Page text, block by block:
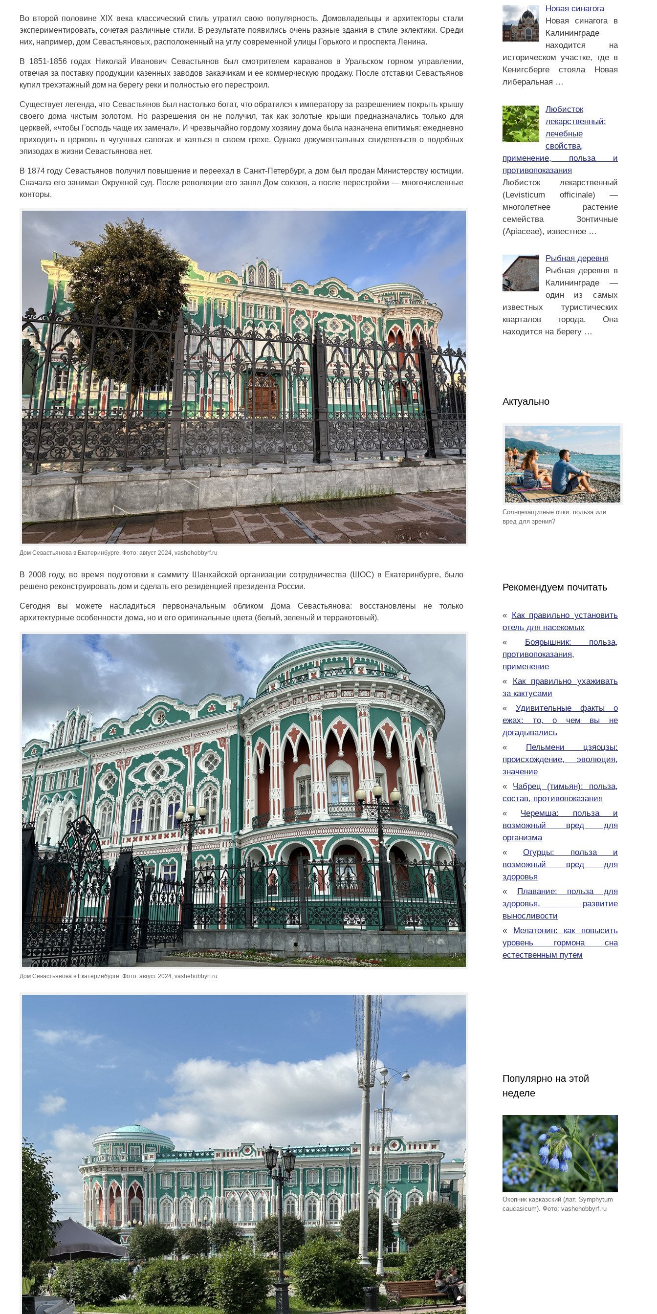
Во второй половине XIX века классический стиль утратил свою популярность. Домовладельцы и архитекторы стали
экспериментировать, сочетая различные стили. В результате появились очень разные здания в стиле эклектики. Среди
них, например, дом Севастьяновых, расположенный на углу современной улицы Горького и проспекта Ленина.
В 1851-1856 годах Николай Иванович Севастьянов был смотрителем караванов в Уральском горном управлении,
отвечая за поставку продукции казенных заводов заказчикам и ее коммерческую продажу. После отставки Севастьянов
купил трехэтажный дом на берегу реки и полностью его перестроил.
Существует легенда, что Севастьянов был настолько богат, что обратился к императору за разрешением покрыть крышу
своего дома чистым золотом. Но разрешения он не получил, так как золотые крыши предназначались только для
церквей, «чтобы Господь чаще их замечал». И чрезвычайно гордому хозяину дома была назначена епитимья: ежедневно
приходить в церковь в чугунных сапогах и каяться в своем грехе. Однако документальных свидетельств о подобных
эпизодах в жизни Севастьянова нет.
В 1874 году Севастьянов получил повышение и переехал в Санкт-Петербург, а дом был продан Министерству юстиции.
Сначала его занимал Окружной суд. После революции его занял Дом союзов, а после перестройки — многочисленные
конторы.
Дом Севастьянова в Екатеринбурге. Фото: август 2024, vashehobbyrf.ru
В 2008 году, во время подготовки к саммиту Шанхайской организации сотрудничества (ШОС) в Екатеринбурге, было
решено реконструировать дом и сделать его резиденцией президента России.
Сегодня вы можете насладиться первоначальным обликом Дома Севастьянова: восстановлены не только
архитектурные особенности дома, но и его оригинальные цвета (белый, зеленый и терракотовый).
Дом Севастьянова в Екатеринбурге. Фото: август 2024, vashehobbyrf.ru
Новая синагога
Новая синагога в
Калининграде
находится на
историческом участке, где в
Кенигсберге стояла Новая
либеральная …
Любисток
лекарственный:
лечебные
свойства,
применение, польза и
противопоказания
Любисток лекарственный
(Levisticum officinale) —
многолетнее растение
семейства Зонтичные
(Apiaceae), известное …
Рыбная деревня
Рыбная деревня в
Калининграде —
один из самых
известных туристических
кварталов города. Она
находится на берегу …
Актуально
Солнцезащитные очки: польза или
вред для зрения?
Рекомендуем почитать
«
Как правильно установить
отель для насекомых
«
Боярышник: польза,
противопоказания,
применение
«
Как правильно ухаживать
за кактусами
« Удивительные факты о
ежах: то, о чем вы не
догадывались
«
Пельмени цзяоцзы:
происхождение, эволюция,
значение
« Чабрец (тимьян): польза,
состав, противопоказания
« Черемша: польза и
возможный вред для
организма
« Огурцы: польза и
возможный вред для
здоровья
«
Плавание: польза для
здоровья, развитие
выносливости
«
Мелатонин: как повысить
уровень гормона сна
естественным путем
Популярно на этой
неделе
Окопник кавказский (лат. Symphytum
caucasicum). Фото: vashehobbyrf.ru